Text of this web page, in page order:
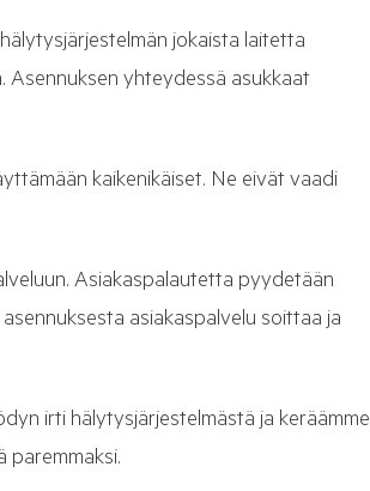
jokaista laitetta
Asennuksen yhteydessä asukkaat
kaikenikäiset. Ne eivät vaadi
Asiakaspalautetta pyydetään
asiakaspalvelu soittaa ja
irti hälytysjärjestelmästä ja keräämme
paremmaksi.